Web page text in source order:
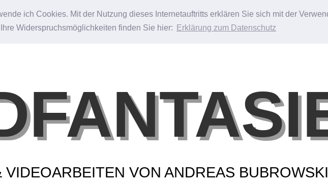
ich Cookies. Mit der Nutzung dieses Internetauftritts erklären Sie sich mit der
Widerspruchsmöglichkeiten finden Sie hier:
Erklärung zum Datenschutz
VIDEOARBEITEN VON ANDREAS BUBROWSKI